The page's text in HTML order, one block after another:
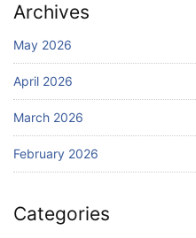
Archives
May 2026
April 2026
March 2026
February 2026
Categories